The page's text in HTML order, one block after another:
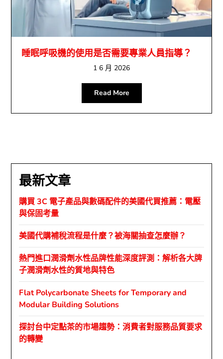
睡眠呼吸機的使用是否需要專業人員指導？
1 6 月 2026
Read More
最新文章
購買 3C 電子產品與數碼配件的美國代買推薦：電壓
與保固考量
美國代購補稅流程是什麼？被海關抽查怎麼辦？
熱門進口潤滑劑水性品牌性能深度評測：解析各大牌
子潤滑劑水性的質地與特色
Flat Polycarbonate Sheets for Temporary and
Modular Building Solutions
探討台中定點茶的市場趨勢：消費者對服務品質要求
的轉變